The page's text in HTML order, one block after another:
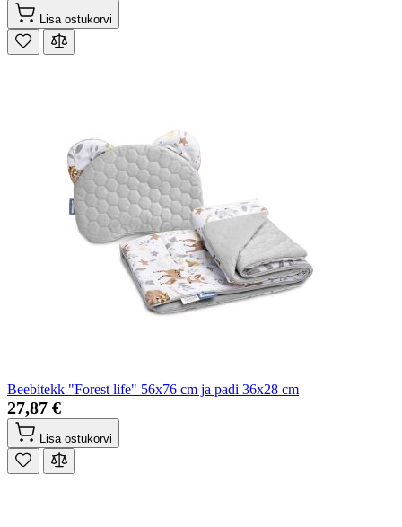
Lisa ostukorvi
Beebitekk "Forest life" 56x76 cm ja padi 36x28 cm
27,87 €
Lisa ostukorvi